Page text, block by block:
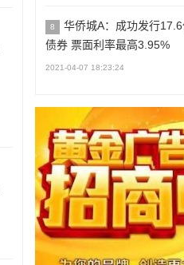
8
华侨城A：成功发行
债券 票面利率最高3.95%
2021-04-07 18:23:24